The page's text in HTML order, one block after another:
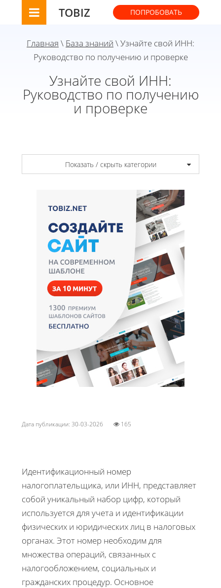
TOBIZ ПОПРОБОВАТЬ
Главная \ База знаний \ Узнайте свой ИНН:
Руководство по получению и проверке
Узнайте свой ИНН:
Руководство по получению
и проверке
Показать / скрыть категории
Дата публикации: 30-03-2026 165
Идентификационный номер
налогоплательщика, или ИНН, представляет
собой уникальный набор цифр, который
используется для учета и идентификации
физических и юридических лиц в налоговых
органах. Этот номер необходим для
множества операций, связанных с
налогообложением, социальных и
гражданских процедур. Основное